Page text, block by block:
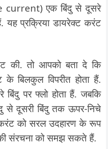
current) एक बिंदु से दूसरे
यह प्रक्रिया डायरेक्ट करंट
की. तो आपको बता दे कि
बिलकुल विपरीत होता हैं.
पर फ्लो होता हैं. जबकि
से दूसरी बिंदु तक ऊपर-निचे
को सरल उदहारण के रूप
संरचना को समझ सकते हैं.